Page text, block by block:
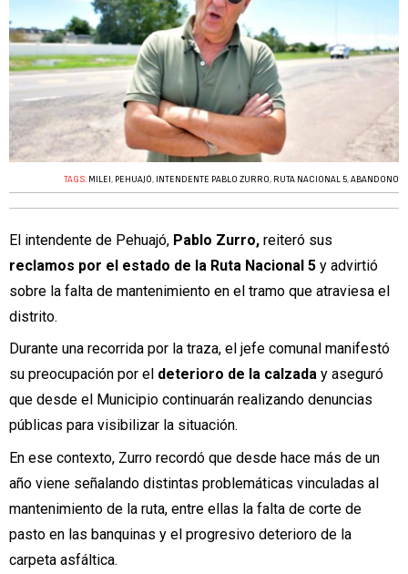
TAGS: MILEI , PEHUAJÓ, INTENDENTE PABLO ZURRO, RUTA NACIONAL 5,ABANDONO
El intendente de Pehuajó, Pablo Zurro, reiteró sus
reclamos por el estado de la Ruta Nacional 5 y advirtió
sobre la falta de mantenimiento en el tramo que atraviesa el
distrito.
Durante una recorrida por la traza, el jefe comunal manifestó
su preocupación por el deterioro de la calzada y aseguró
que desde el Municipio continuarán realizando denuncias
públicas para visibilizar la situación.
En ese contexto, Zurro recordó que desde hace más de un
año viene señalando distintas problemáticas vinculadas al
mantenimiento de la ruta, entre ellas la falta de corte de
pasto en las banquinas y el progresivo deterioro de la
carpeta asfáltica.